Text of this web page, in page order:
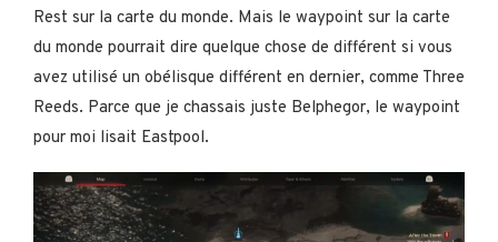
Rest sur la carte du monde. Mais le waypoint sur la carte
du monde pourrait dire quelque chose de différent si vous
avez utilisé un obélisque différent en dernier, comme Three
Reeds. Parce que je chassais juste Belphegor, le waypoint
pour moi lisait Eastpool.